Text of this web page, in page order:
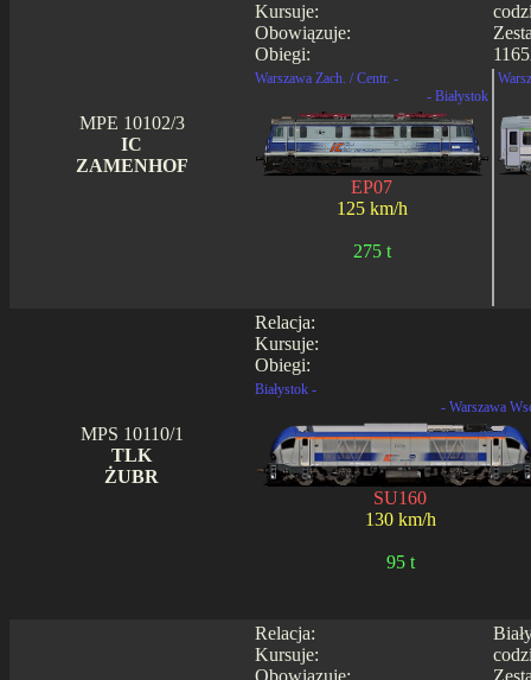
Kursuje:
Obowiązuje:
Obiegi:
MPE 10102/3
IC
ZAMENHOF
Warszawa Zach. / Centr. -
- Białystok
EP07
125 km/h
275 t
Relacja:
Kursuje:
Obiegi:
MPS 10110/1
TLK
ŻUBR
Białystok -
- Warszawa
SU160
130 km/h
95 t
Relacja:
Kursuje:
Obowiązuje: